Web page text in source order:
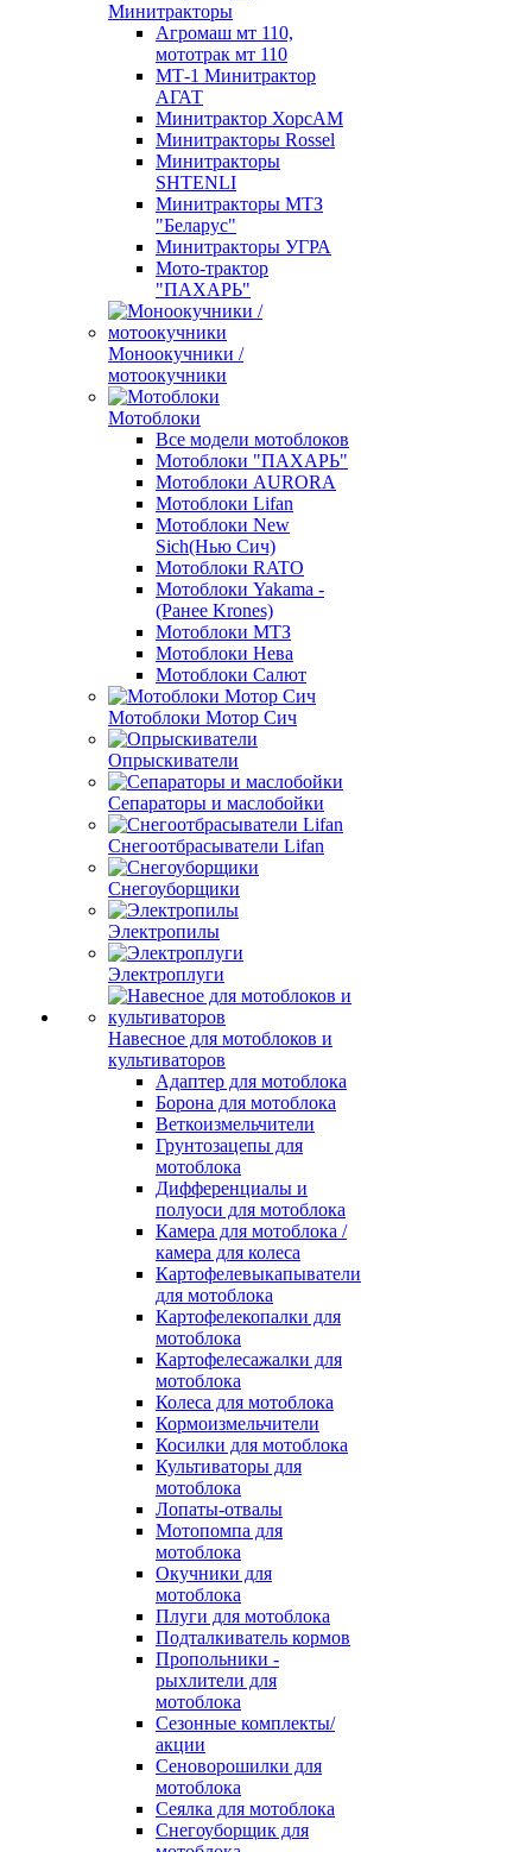
Минитракторы
Агромаш мт 110,
мототрак мт 110
МТ-1 Минитрактор
АГАТ
Минитрактор ХорсАМ
Минитракторы Rossel
Минитракторы
SHTENLI
Минитракторы МТЗ
"Беларус"
Минитракторы УГРА
Мото-трактор
"ПАХАРЬ"
Моноокучники /
мотоокучники
Мотоблоки
Все модели мотоблоков
Мотоблоки "ПАХАРЬ"
Мотоблоки AURORA
Мотоблоки Lifan
Мотоблоки New
Sich(Нью Сич)
Мотоблоки RATO
Мотоблоки Yakama -
(Ранее Krones)
Мотоблоки МТЗ
Мотоблоки Нева
Мотоблоки Салют
Мотоблоки Мотор Сич
Опрыскиватели
Сепараторы и маслобойки
Снегоотбрасыватели Lifan
Снегоуборщики
Электропилы
Электроплуги
Навесное для мотоблоков и
культиваторов
Адаптер для мотоблока
Борона для мотоблока
Веткоизмельчители
Грунтозацепы для
мотоблока
Дифференциалы и
полуоси для мотоблока
Камера для мотоблока /
камера для колеса
Картофелевыкапыватели
для мотоблока
Картофелекопалки для
мотоблока
Картофелесажалки для
мотоблока
Колеса для мотоблока
Кормоизмельчители
Косилки для мотоблока
Культиваторы для
мотоблока
Лопаты-отвалы
Мотопомпа для
мотоблока
Окучники для
мотоблока
Плуги для мотоблока
Подталкиватель кормов
Пропольники -
рыхлители для
мотоблока
Сезонные комплекты/
акции
Сеноворошилки для
мотоблока
Сеялка для мотоблока
Снегоуборщик для